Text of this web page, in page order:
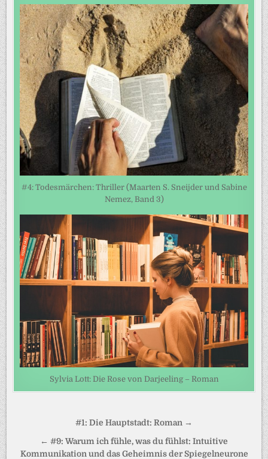
#4: Todesmärchen: Thriller (Maarten S. Sneijder und Sabine
Nemez, Band 3)
Sylvia Lott: Die Rose von Darjeeling – Roman
Beitragsnavigation
#1: Die Hauptstadt: Roman →
← #9: Warum ich fühle, was du fühlst: Intuitive
Kommunikation und das Geheimnis der Spiegelneurone